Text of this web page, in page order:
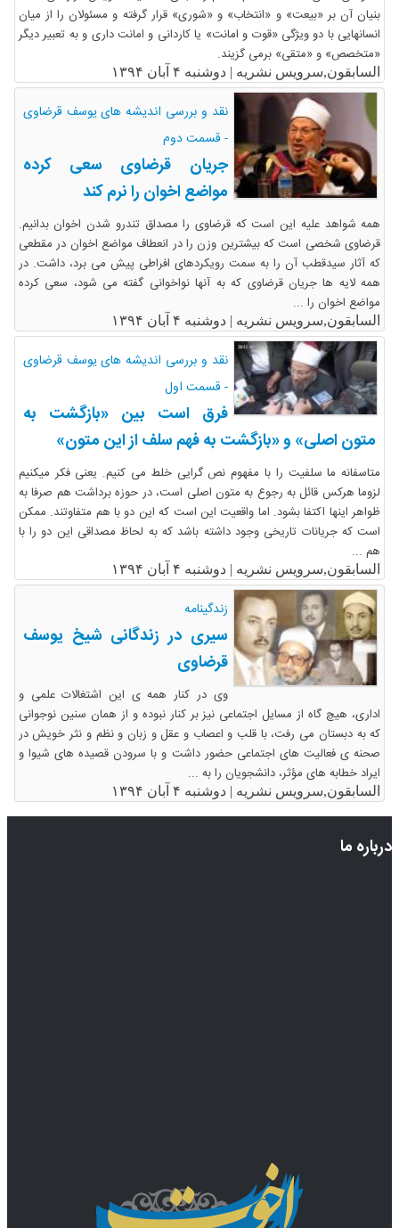
بنیان آن بر «بیعت» و «انتخاب» و «شوری» قرار گرفته و مسئولان را از میان
انسانهایی با دو ویژگی «قوت و امانت» یا کاردانی و امانت داری و به تعبیر دیگر
«متخصص» و «متقی» برمی گزیند.
السابقون,سرویس نشریه | دوشنبه ۴ آبان ۱۳۹۴
نقد و بررسی اندیشه های یوسف قرضاوی
- قسمت دوم
جریان قرضاوی سعی کرده
مواضع اخوان را نرم کند
همه شواهد علیه این است که قرضاوی را مصداق تندرو شدن اخوان بدانیم.
قرضاوی شخصی است که بیشترین وزن را در انعطاف مواضع اخوان در مقطعی
که آثار سیدقطب آن را به سمت رویکردهای افراطی پیش می برد، داشت. در
همه لایه ها جریان قرضاوی که به آنها نواخوانی گفته می شود، سعی کرده
مواضع اخوان را ...
السابقون,سرویس نشریه | دوشنبه ۴ آبان ۱۳۹۴
نقد و بررسی اندیشه های یوسف قرضاوی
- قسمت اول
فرق است بین «بازگشت به
متون اصلی» و «بازگشت به فهم سلف از این متون»
متاسفانه ما سلفیت را با مفهوم نص گرایی خلط می کنیم. یعنی فکر میکنیم
لزوما هرکس قائل به رجوع به متون اصلی است، در حوزه برداشت هم صرفا به
ظواهر اینها اکتفا بشود. اما واقعیت این است که این دو با هم متفاوتند. ممکن
است که جریانات تاریخی وجود داشته باشد که به لحاظ مصداقی این دو را با
هم ...
السابقون,سرویس نشریه | دوشنبه ۴ آبان ۱۳۹۴
زندگینامه
سیری در زندگانی شیخ یوسف
قرضاوی
وی در کنار همه ی این اشتغالات علمی و
اداری، هیچ گاه از مسایل اجتماعی نیز بر کنار نبوده و از همان سنین نوجوانی
که به دبستان می رفت، با قلب و اعصاب و عقل و زبان و نظم و نثر خویش در
صحنه ی فعالیت های اجتماعی حضور داشت و با سرودن قصیده های شیوا و
ایراد خطابه های مؤثر، دانشجویان را به ...
السابقون,سرویس نشریه | دوشنبه ۴ آبان ۱۳۹۴
درباره ما